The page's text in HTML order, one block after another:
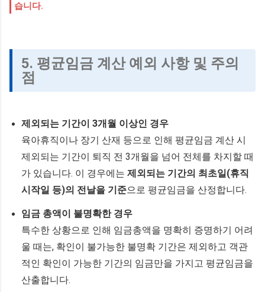
습니다.
5. 평균임금 계산 예외 사항 및 주의
점
제외되는 기간이 3개월 이상인 경우
육아휴직이나 장기 산재 등으로 인해 평균임금 계산 시
제외되는 기간이 퇴직 전 3개월을 넘어 전체를 차지할 때
가 있습니다. 이 경우에는 제외되는 기간의 최초일(휴직
시작일 등)의 전날을 기준으로 평균임금을 산정합니다.
임금 총액이 불명확한 경우
특수한 상황으로 인해 임금총액을 명확히 증명하기 어려
울 때는, 확인이 불가능한 불명확 기간은 제외하고 객관
적인 확인이 가능한 기간의 임금만을 가지고 평균임금을
산출합니다.